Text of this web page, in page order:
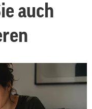
auch